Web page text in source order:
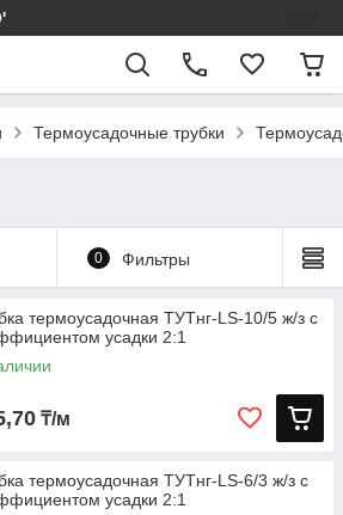
Термоусадочные трубки
0 Фильтры
термоусадочная ТУТнг-LS-10/5 ж/з с
усадки 2:1
₸/м
термоусадочная ТУТнг-LS-6/3 ж/з с
усадки 2:1